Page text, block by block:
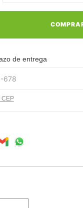
de entrega
CEP